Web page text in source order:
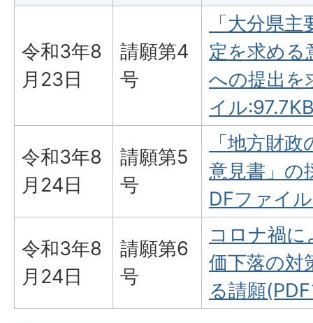
令和3年8
月23日
請願第4
号
「大分県
定を求める
への提出を
イル
令和3年8
月24日
請願第5
号
「地方財
意見書」の
DFファイ
令和3年8
月24日
請願第6
号
コロナ禍
価下落の対
る請願